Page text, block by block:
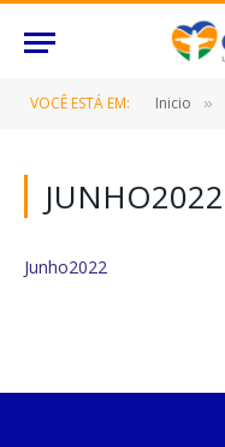
VOCÊ ESTÁ EM: Inicio »
JUNHO2022
Junho2022